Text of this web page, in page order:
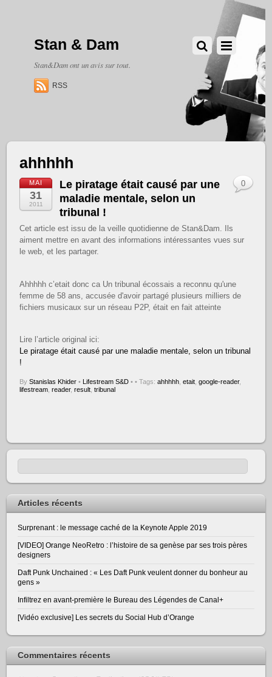
Stan & Dam
Stan&Dam ont un avis sur tout.
RSS
ahhhhh
MAI
31
2011
Le piratage était causé par une
maladie mentale, selon un
tribunal !
Cet article est issu de la veille quotidienne de Stan&Dam. Ils
aiment mettre en avant des informations intéressantes vues sur
le web, et les partager.
Ahhhhh c’etait donc ca Un tribunal écossais a reconnu qu'une
femme de 58 ans, accusée d'avoir partagé plusieurs milliers de
fichiers musicaux sur un réseau P2P, était en fait atteinte
Lire l’article original ici:
Le piratage était causé par une maladie mentale, selon un tribunal
!
ByStanislas Khider • Lifestream S&D •
0
• Tags:ahhhhh ,etait ,google-reader,
lifestream ,reader,result ,tribunal
Articles récents
Surprenant : le message caché de la Keynote Apple 2019
[VIDEO] Orange NeoRetro : l’histoire de sa genèse par ses trois pères
designers
Daft Punk Unchained : « Les Daft Punk veulent donner du bonheur au
gens »
Infiltrez en avant-première le Bureau des Légendes de Canal+
[Vidéo exclusive] Les secrets du Social Hub d’Orange
Commentaires récents